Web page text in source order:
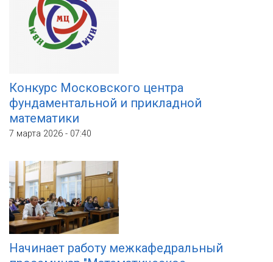
Конкурс Московского центра
фундаментальной и прикладной
математики
7 марта 2026 - 07:40
Начинает работу межкафедральный